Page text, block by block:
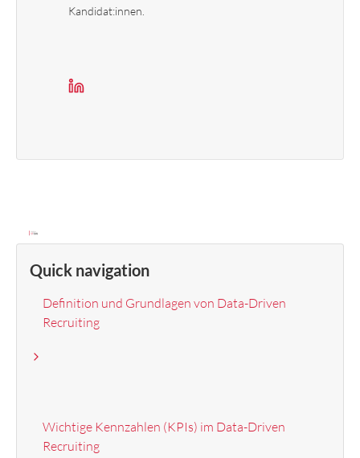
Kandidat:innen.
Quick navigation
Definition und Grundlagen von Data-Driven
Recruiting
Wichtige Kennzahlen (KPIs) im Data-Driven
Recruiting